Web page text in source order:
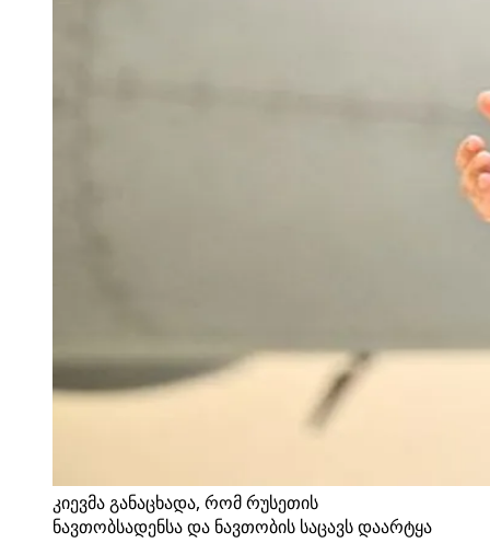
კიევმა განაცხადა, რომ რუსეთის
ნავთობსადენსა და ნავთობის საცავს დაარტყა